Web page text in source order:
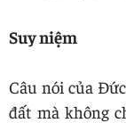
Suy niệm
Câu nói của
đất mà không